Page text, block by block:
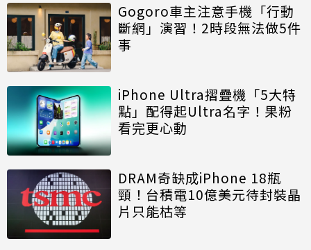
Gogoro車主注意手機「行動
斷網」演習！2時段無法做5件
事
iPhone Ultra摺疊機「5大特
點」配得起Ultra名字！果粉
看完更心動
DRAM奇缺成iPhone 18瓶
頸！台積電10億美元待封裝晶
片只能枯等